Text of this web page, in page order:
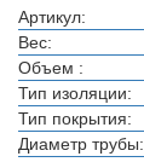
Артикул:
Вес:
Объем :
Тип изоляции:
Тип покрытия:
Диаметр трубы: